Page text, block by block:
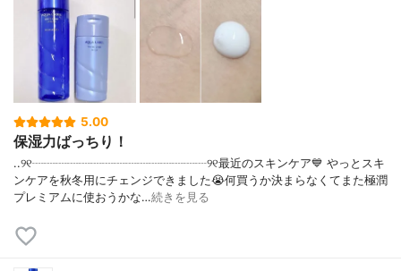
5.00
保湿力ばっちり！
..୨୧┈┈┈┈┈┈┈┈┈┈┈┈┈┈┈୨୧最近のスキンケア💙 やっとスキ
ンケアを秋冬用にチェンジできました😭何買うか決まらなくてまた極潤
プレミアムに使おうかな…続きを見る